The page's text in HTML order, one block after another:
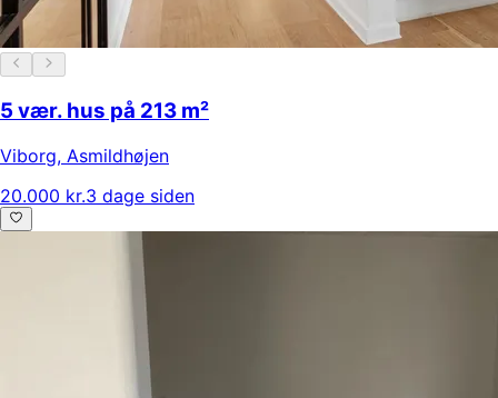
5 vær. hus på 213 m²
Viborg, Asmildhøjen
20.000 kr.3 dage siden